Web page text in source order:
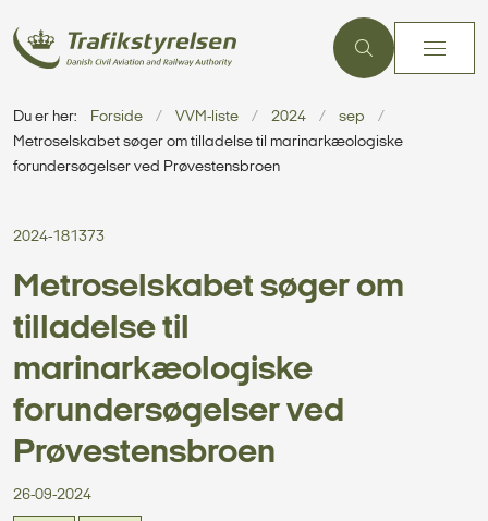
Du er her: Forside VVM-liste 2024
sep
Metroselskabet søger om tilladelse til marinarkæologiske
forundersøgelser ved Prøvestensbroen
2024-181373
Metroselskabet søger om
tilladelse til
marinarkæologiske
forundersøgelser ved
Prøvestensbroen
26-09-2024